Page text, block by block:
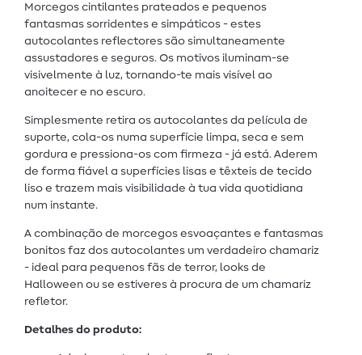
Morcegos cintilantes prateados e pequenos
fantasmas sorridentes e simpáticos - estes
autocolantes reflectores são simultaneamente
assustadores e seguros. Os motivos iluminam-se
visivelmente à luz, tornando-te mais visível ao
anoitecer e no escuro.
Simplesmente retira os autocolantes da película de
suporte, cola-os numa superfície limpa, seca e sem
gordura e pressiona-os com firmeza - já está. Aderem
de forma fiável a superfícies lisas e têxteis de tecido
liso e trazem mais visibilidade à tua vida quotidiana
num instante.
A combinação de morcegos esvoaçantes e fantasmas
bonitos faz dos autocolantes um verdadeiro chamariz
- ideal para pequenos fãs de terror, looks de
Halloween ou se estiveres à procura de um chamariz
refletor.
Detalhes do produto: